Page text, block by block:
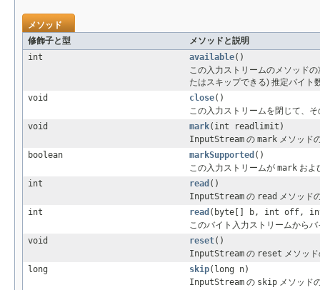
メソッド
修飾子と型
メソッドと説明
int
available()
この入力ストリームのメソッド
たはスキップできる) 推定バイト
void
close()
この入力ストリームを閉じて、
void
mark(int readlimit)
InputStream の mark メソッド
boolean
markSupported ()
この入力ストリームが mark およ
int
read ()
InputStream の read メソッド
int
read (byte[] b, int off,
このバイト入力ストリームから
void
reset()
InputStream の reset メソッ
long
skip(long n)
InputStream の skip メソッド